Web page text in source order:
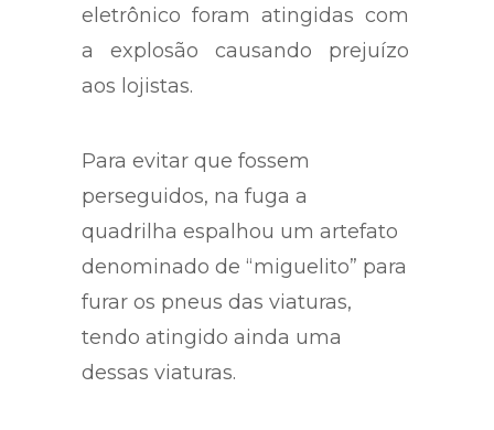
dos terminais de caixa
eletrônico foram atingidas com
a explosão causando prejuízo
Para evitar que fossem
perseguidos, na fuga a
quadrilha espalhou um artefato
denominado de “miguelito” para
furar os pneus das viaturas,
tendo atingido ainda uma